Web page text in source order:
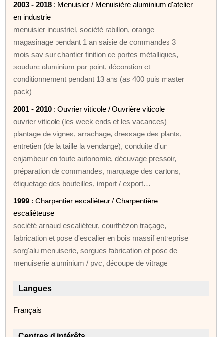
2003 - 2018 : Menuisier / Menuisière aluminium d'atelier
en industrie
menuisier industriel, société rabillon, orange
magasinage pendant 1 an saisie de commandes 3
mois sav sur chantier finition de portes métalliques,
soudure aluminium par point, décoration et
conditionnement pendant 13 ans (as 400 puis master
pack)
2001 - 2010 : Ouvrier viticole / Ouvrière viticole
ouvrier viticole (les week ends et les vacances)
plantage de vignes, arrachage, dressage des plants,
entretien (de la taille la vendange), conduite d'un
enjambeur en toute autonomie, décuvage pressoir,
préparation de commandes, marquage des cartons,
étiquetage des bouteilles, import / export…
1999 : Charpentier escaliéteur / Charpentière
escaliéteuse
société arnaud escaliéteur, courthézon traçage,
fabrication et pose d'escalier en bois massif entreprise
sorg'alu menuiserie, sorgues fabrication et pose de
menuiserie aluminium / pvc, découpe de vitrage
Langues
Français